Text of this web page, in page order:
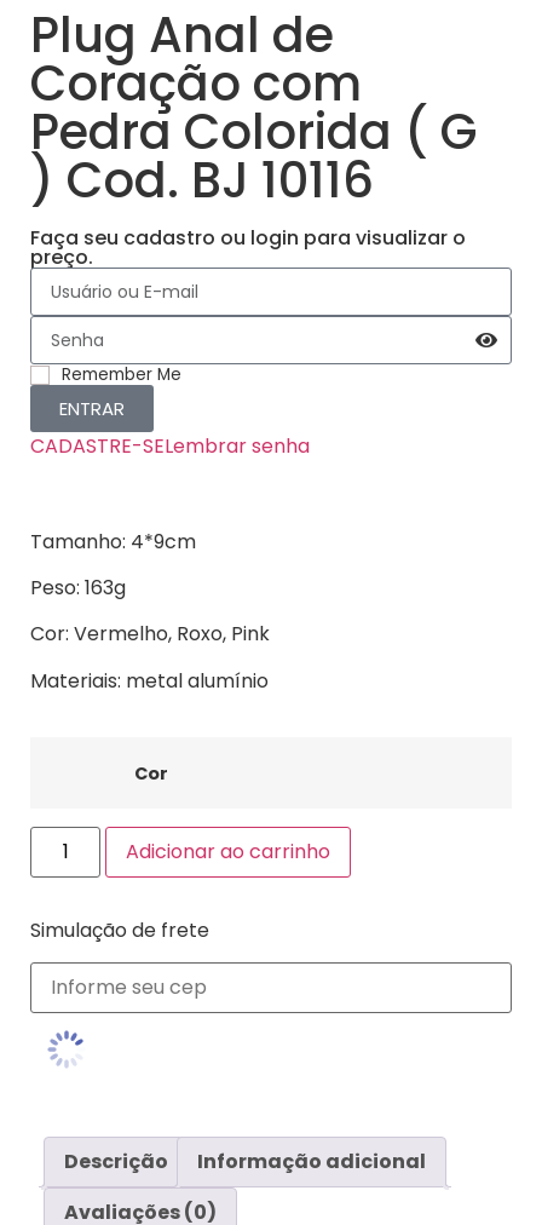
Plug Anal de
Coração com
Pedra Colorida ( G
) Cod. BJ 10116
Faça seu cadastro ou login para visualizar o
preço.
Remember Me
ENTRAR
CADASTRE-SELembrar senha
Tamanho: 4*9cm
Peso: 163g
Cor: Vermelho, Roxo, Pink
Materiais: metal alumínio
Cor
Adicionar ao carrinho
Simulação de frete
Descrição
Informação adicional
Avaliações (0)